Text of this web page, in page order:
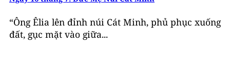
“Ông Êlia lên đỉnh núi Cát Minh, phủ phục xuống
đất, gục mặt vào giữa...